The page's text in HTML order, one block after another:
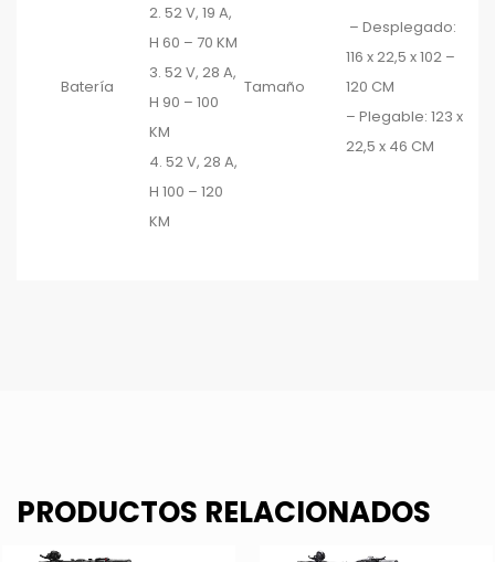
Batería
2. 52 V, 19 A,
H 60 – 70 KM
3. 52 V, 28 A,
H 90 – 100
KM
4. 52 V, 28 A,
H 100 – 120
KM
Tamaño
– Desplegado:
116 x 22,5 x 102 –
120 CM
– Plegable: 123 x
22,5 x 46 CM
PRODUCTOS RELACIONADOS